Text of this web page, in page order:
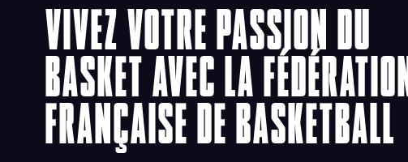
VIVEZ VOTRE PASSION DU
BASKET AVEC LA FÉDÉRATION
FRANÇAISE DE BASKETBALL